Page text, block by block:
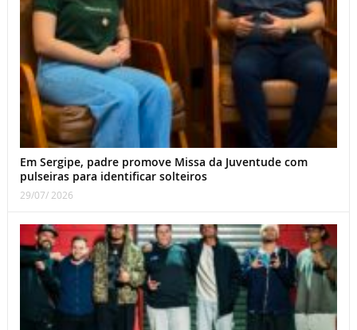
Em Sergipe, padre promove Missa da Juventude com
pulseiras para identificar solteiros
29/07/ 2026